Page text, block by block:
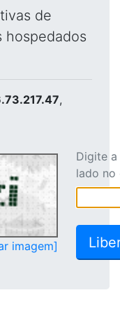
de
hospedados
,
imagem]
Digite
lado no